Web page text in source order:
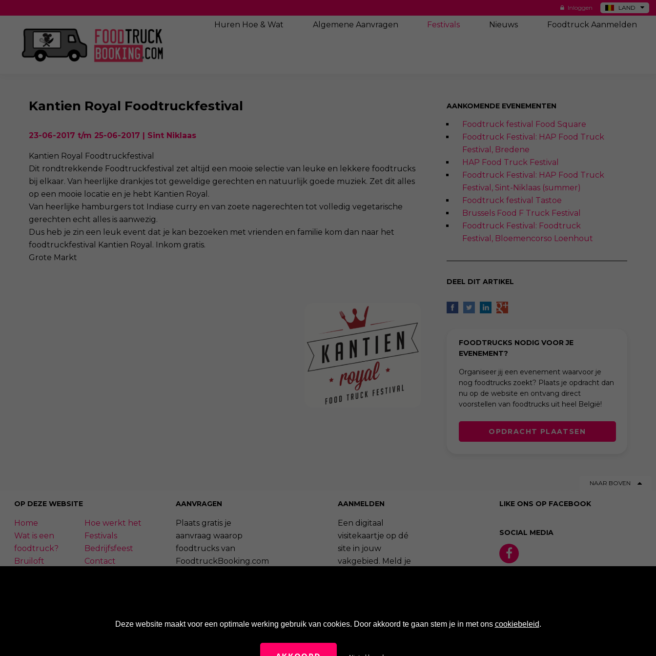
LAND
DE
Inloggen
Huren Hoe & Wat Algemene Aanvragen Festivals Nieuws Foodtruck Aanmelden
Kantien Royal Foodtruckfestival
23-06-2017 t/m 25-06-2017 | Sint Niklaas
Kantien Royal Foodtruckfestival
Dit rondtrekkende Foodtruckfestival zet altijd een mooie selectie van leuke en lekkere foodtrucks
bij elkaar. Van heerlijke drankjes tot geweldige gerechten en natuurlijk goede muziek. Zet dit alles
op een mooie locatie en je hebt Kantien Royal.
Van heerlijke hamburgers tot Indiase curry en van zoete nagerechten tot volledig vegetarische
gerechten echt alles is aanwezig.
Dus heb je zin een leuk event dat je kan bezoeken met vrienden en familie kom dan naar het
foodtruckfestival Kantien Royal. Inkom gratis.
Grote Markt
AANKOMENDE EVENEMENTEN
Foodtruck festival Food Square
Foodtruck Festival: HAP Food Truck
Festival, Bredene
HAP Food Truck Festival
Foodtruck Festival: HAP Food Truck
Festival, Sint-Niklaas (summer)
Foodtruck festival Tastoe
Brussels Food F Truck Festival
Foodtruck Festival: Foodtruck
Festival, Bloemencorso Loenhout
DEEL DIT ARTIKEL
FOODTRUCKS NODIG VOOR JE
EVENEMENT?
Organiseer jij een evenement waarvoor je
nog foodtrucks zoekt? Plaats je opdracht dan
nu op de website en ontvang direct
voorstellen van foodtrucks uit heel België!
OPDRACHT PLAATSEN
NAAR BOVEN
OP DEZE WEBSITE
Home
Hoe werkt het
Wat is een
foodtruck?
Festivals
Bedrijfsfeest
Bruiloft
Contact
AANVRAGEN
Plaats gratis je
aanvraag waarop
foodtrucks van
FoodtruckBooking.com
AANMELDEN
Een digitaal
visitekaartje op dé
site in jouw
vakgebied. Meld je
Maak een account aan »
LIKE ONS OP FACEBOOK
SOCIAL MEDIA
Deze website maakt voor een optimale werking gebruik van cookies. Door akkoord te gaan stem je in met ons cookiebeleid.